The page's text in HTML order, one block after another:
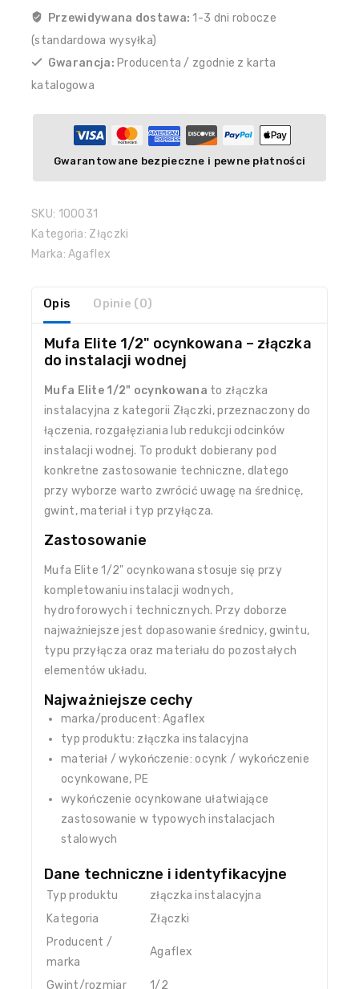
Przewidywana dostawa: 1-3 dni robocze
(standardowa wysyłka)
Gwarancja: Producenta / zgodnie z karta
katalogowa
Gwarantowane bezpieczne i pewne płatności
SKU: 100031
Kategoria: Złączki
Marka:Agaflex
Opis Opinie (0)
Mufa Elite 1/2" ocynkowana – złączka
do instalacji wodnej
Mufa Elite 1/2" ocynkowana to złączka
instalacyjna z kategorii Złączki, przeznaczony do
łączenia, rozgałęziania lub redukcji odcinków
instalacji wodnej. To produkt dobierany pod
konkretne zastosowanie techniczne, dlatego
przy wyborze warto zwrócić uwagę na średnicę,
gwint, materiał i typ przyłącza.
Zastosowanie
Mufa Elite 1/2" ocynkowana stosuje się przy
kompletowaniu instalacji wodnych,
hydroforowych i technicznych. Przy doborze
najważniejsze jest dopasowanie średnicy, gwintu,
typu przyłącza oraz materiału do pozostałych
elementów układu.
Najważniejsze cechy
marka/producent: Agaflex
typ produktu: złączka instalacyjna
materiał / wykończenie: ocynk / wykończenie
ocynkowane, PE
wykończenie ocynkowane ułatwiające
zastosowanie w typowych instalacjach
stalowych
Dane techniczne i identyfikacyjne
Typ produktu
złączka instalacyjna
Kategoria
Złączki
Producent /
marka
Agaflex
Gwint/rozmiar 1/2